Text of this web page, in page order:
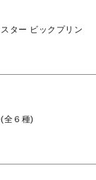
ター ビックプリン
全６種)